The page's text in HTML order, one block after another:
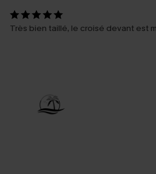
Très bien taillé, le croisé devant est